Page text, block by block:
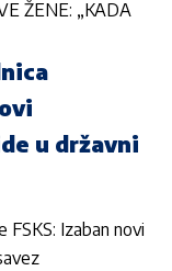
ŽENE: „KADA
u državni
FSKS: Izaban novi